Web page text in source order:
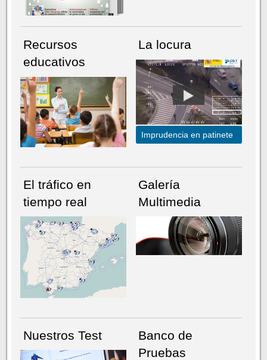
NÚMERO ACTUALHEMEROTECA
Recursos
educativos
La locura
Imprudencia en patinete
El tráfico en
tiempo real
Galería
Multimedia
Nuestros Test
Banco de
Pruebas